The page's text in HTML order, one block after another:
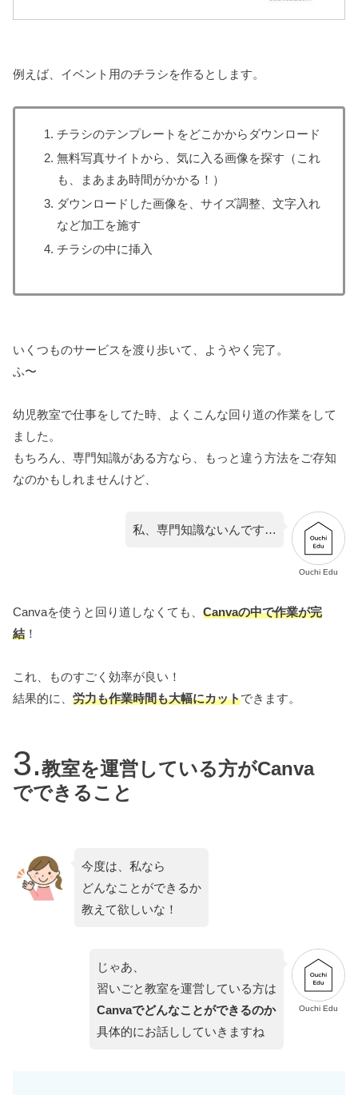
例えば、イベント用のチラシを作るとします。
チラシのテンプレートをどこかからダウンロード
無料写真サイトから、気に入る画像を探す（これ
も、まあまあ時間がかかる！）
ダウンロードした画像を、サイズ調整、文字入れ
など加工を施す
チラシの中に挿入
いくつものサービスを渡り歩いて、ようやく完了。
ふ〜
幼児教室で仕事をしてた時、よくこんな回り道の作業をして
ました。
もちろん、専門知識がある方なら、もっと違う方法をご存知
なのかもしれませんけど、
Ouchi Edu
私、専門知識ないんです…
Canvaを使うと回り道しなくても、 Canvaの中で作業が完
結 ！
これ、ものすごく効率が良い！
結果的に、 労力も作業時間も大幅にカットできます。
教室を運営している方がCanva
でできること
今度は、私なら
どんなことができるか
教えて欲しいな！
Ouchi Edu
じゃあ、
習いごと教室を運営している方は
Canvaでどんなことができるのか
具体的にお話ししていきますね